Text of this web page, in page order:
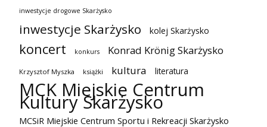
inwestycje drogowe Skarżysko
inwestycje Skarżysko kolej Skarżysko
koncert konkurs Konrad Krönig Skarżysko
Krzysztof Myszka książki kultura literatura
MCK Miejskie Centrum
Kultury Skarżysko
MCSiR Miejskie Centrum Sportu i Rekreacji Skarżysko